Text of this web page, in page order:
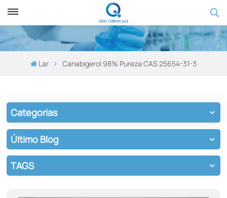
Lar Canabigerol 98% Pureza CAS 25654-31-3
Categorias
Último Blog
TAGS